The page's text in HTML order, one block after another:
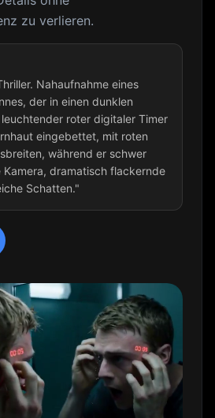
zu verlieren.
Nahaufnahme eines
der in einen dunklen
roter digitaler Timer
eingebettet, mit roten
während er schwer
dramatisch flackernde
Schatten."